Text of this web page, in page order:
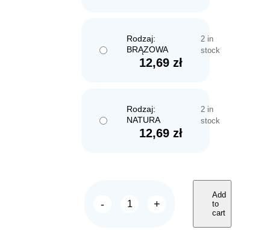
Rodzaj:
BRĄZOWA
12,69zł
2 in
stock
Rodzaj:
NATURA
12,69zł
2 in
stock
-
Chico
+
Add
to
cart